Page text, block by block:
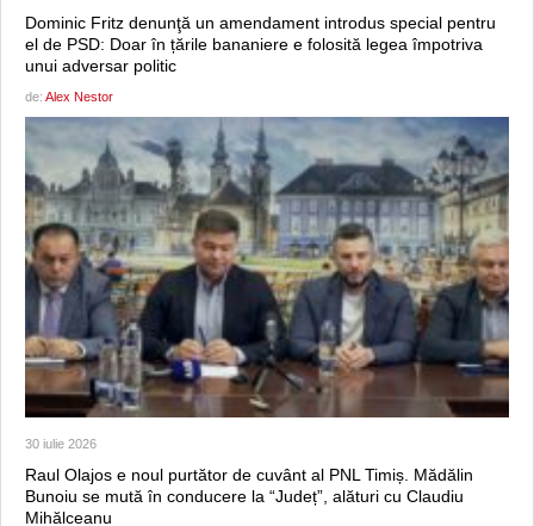
Dominic Fritz denunţă un amendament introdus special pentru
el de PSD: Doar în țările bananiere e folosită legea împotriva
unui adversar politic
de: Alex Nestor
30 iulie 2026
Raul Olajos e noul purtător de cuvânt al PNL Timiș. Mădălin
Bunoiu se mută în conducere la “Județ”, alături cu Claudiu
Mihălceanu